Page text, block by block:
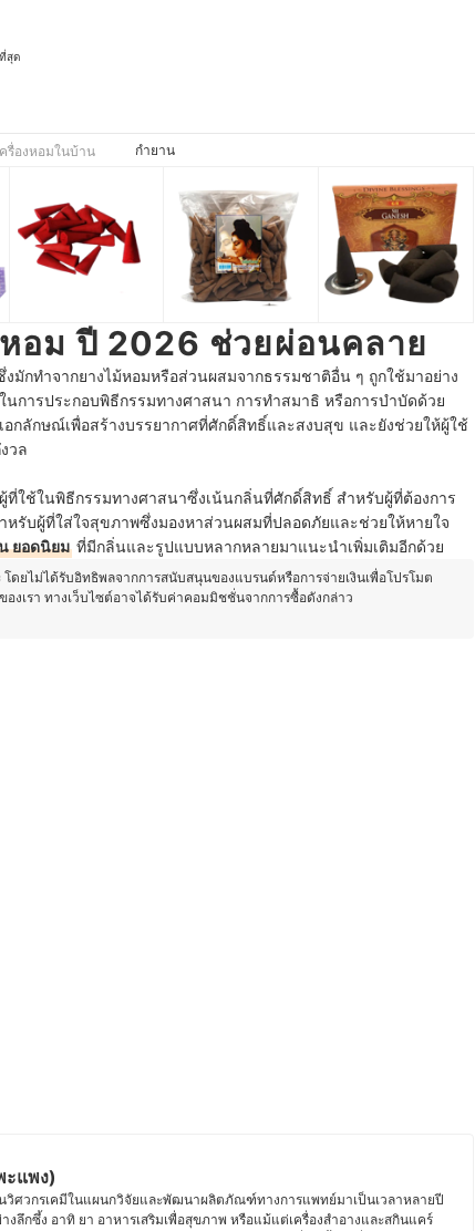
สุด
ครื่องหอมในบ้าน กำยาน
อม ปี 2026 ช่วยผ่อนคลาย
มักทำจากยางไม้หอมหรือส่วนผสมจากธรรมชาติอื่น ๆ ถูกใช้มาอย่าง
การประกอบพิธีกรรมทางศาสนา การทำสมาธิ หรือการบำบัดด้วย
กลักษณ์เพื่อสร้างบรรยากาศที่ศักดิ์สิทธิ์และสงบสุข และยังช่วยให้ผู้ใช้
วล
ที่ใช้ในพิธีกรรมทางศาสนาซึ่งเน้นกลิ่นที่ศักดิ์สิทธิ์ สำหรับผู้ที่ต้องการ
รับผู้ที่ใส่ใจสุขภาพซึ่งมองหาส่วนผสมที่ปลอดภัยและช่วยให้หายใจ
ยอดนิยม ที่มีกลิ่นและรูปแบบหลากหลายมาแนะนำเพิ่มเติมอีกด้วย
ดยไม่ได้รับอิทธิพลจากการสนับสนุนของแบรนด์หรือการจ่ายเงินเพื่อโปรโมต
เรา ทางเว็บไซต์อาจได้รับค่าคอมมิชชั่นจากการซื้อดังกล่าว
แพง)
ศวกรเคมีในแผนกวิจัยและพัฒนาผลิตภัณฑ์ทางการแพทย์มาเป็นเวลาหลายปี
กซึ้ง อาทิ ยา อาหารเสริมเพื่อสุขภาพ หรือแม้แต่เครื่องสำอางและสกินแคร์